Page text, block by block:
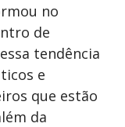
no
de
tendência
e
que estão
da